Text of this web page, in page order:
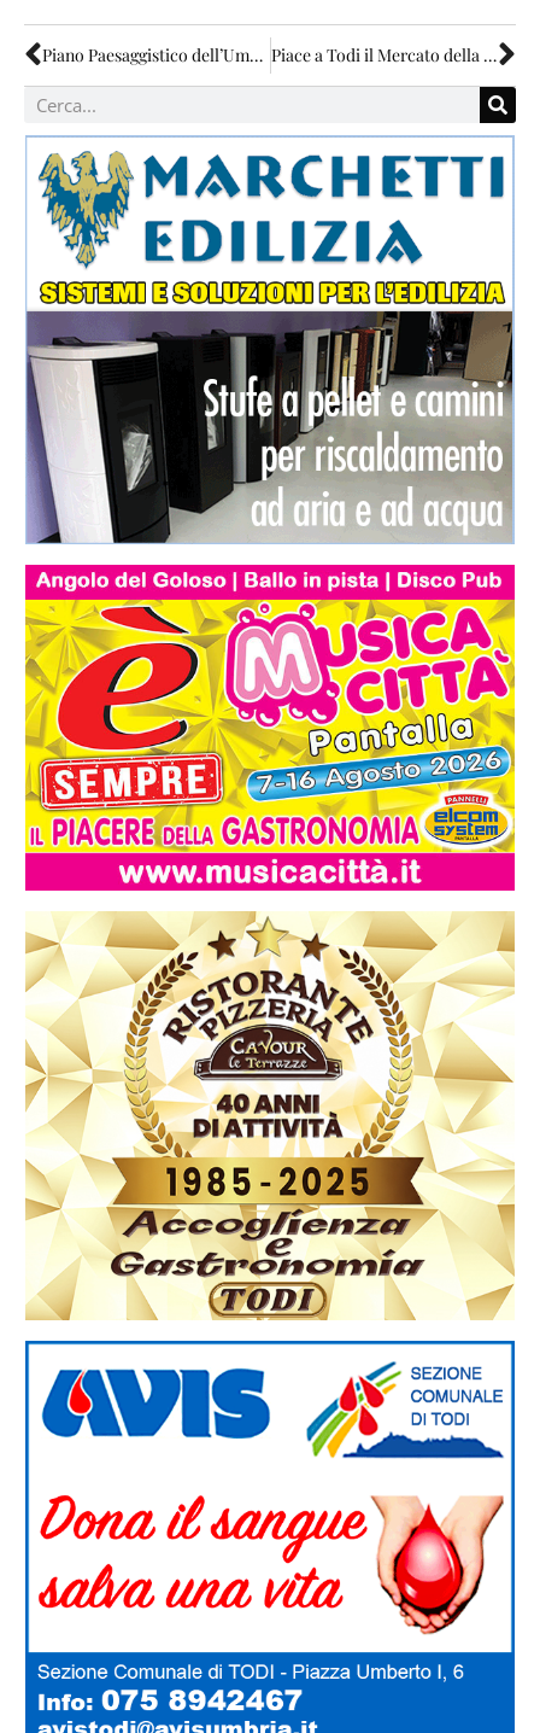
Piano Paesaggistico dell’Umbria: conclusa la ricognizione Piace a Todi il Mercato della Terra di Slow Food